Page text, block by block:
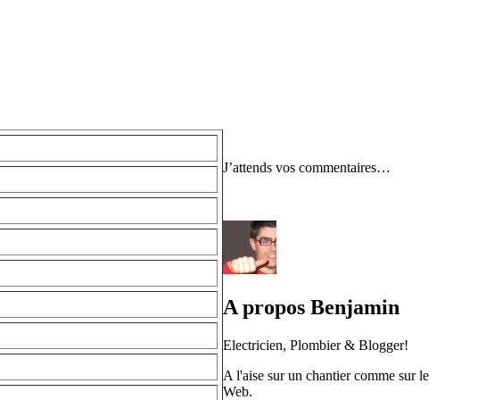
J’attends vos commentaires…
A propos Benjamin
Electricien, Plombier & Blogger!
A l'aise sur un chantier comme sur le
Web.